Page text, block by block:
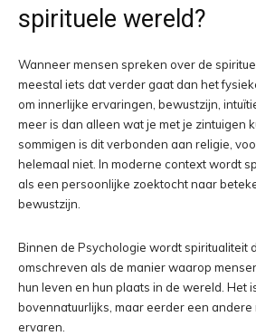
spirituele wereld?
Wanneer mensen spreken over de
meestal iets dat verder gaat dan het
om innerlijke ervaringen, bewustzijn,
meer is dan alleen wat je met je zintuigen
sommigen is dit verbonden aan religie,
helemaal niet. In moderne context wordt
als een persoonlijke zoektocht naar
bewustzijn.
Binnen de Psychologie wordt spiritualiteit
omschreven als de manier waarop
hun leven en hun plaats in de wereld. Het
bovennatuurlijks, maar eerder een andere
ervaren.